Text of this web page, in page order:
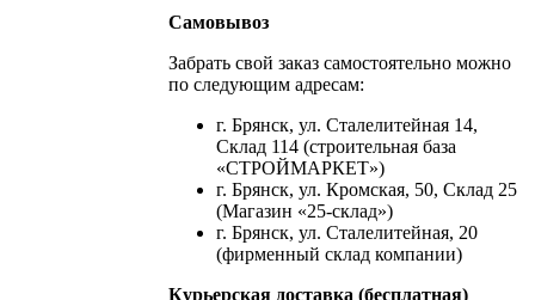
Самовывоз
Забрать свой заказ самостоятельно можно
по следующим адресам:
г. Брянск, ул. Сталелитейная 14,
Склад 114 (строительная база
«СТРОЙМАРКЕТ»)
г. Брянск, ул. Кромская, 50, Склад 25
(Магазин «25-склад»)
г. Брянск, ул. Сталелитейная, 20
(фирменный склад компании)
Курьерская доставка (бесплатная)